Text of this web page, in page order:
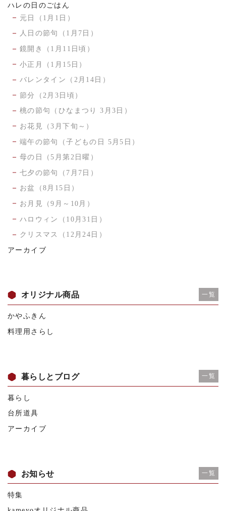
ハレの日のごはん
元日（1月1日）
人日の節句（1月7日）
鏡開き（1月11日頃）
小正月（1月15日）
バレンタイン（2月14日）
節分（2月3日頃）
桃の節句（ひなまつり 3月3日）
お花見（3月下旬～）
端午の節句（子どもの日 5月5日）
母の日（5月第2日曜）
七夕の節句（7月7日）
お盆（8月15日）
お月見（9月～10月）
ハロウィン（10月31日）
クリスマス（12月24日）
アーカイブ
オリジナル商品 一覧
かやふきん
料理用さらし
暮らしとブログ 一覧
暮らし
台所道具
アーカイブ
お知らせ 一覧
特集